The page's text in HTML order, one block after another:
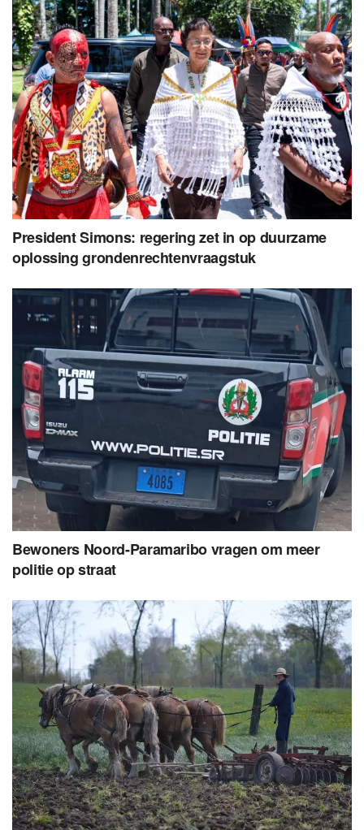
President Simons: regering zet in op duurzame
oplossing grondenrechtenvraagstuk
Bewoners Noord-Paramaribo vragen om meer
politie op straat